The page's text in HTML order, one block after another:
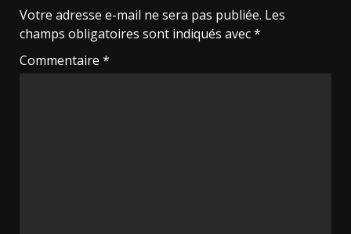
Votre adresse e-mail ne sera pas publiée. Les
champs obligatoires sont indiqués avec*
Commentaire *